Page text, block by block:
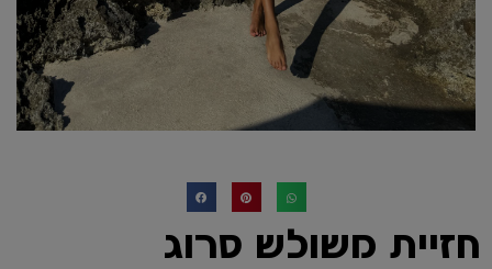
חזיית משולש סרוג